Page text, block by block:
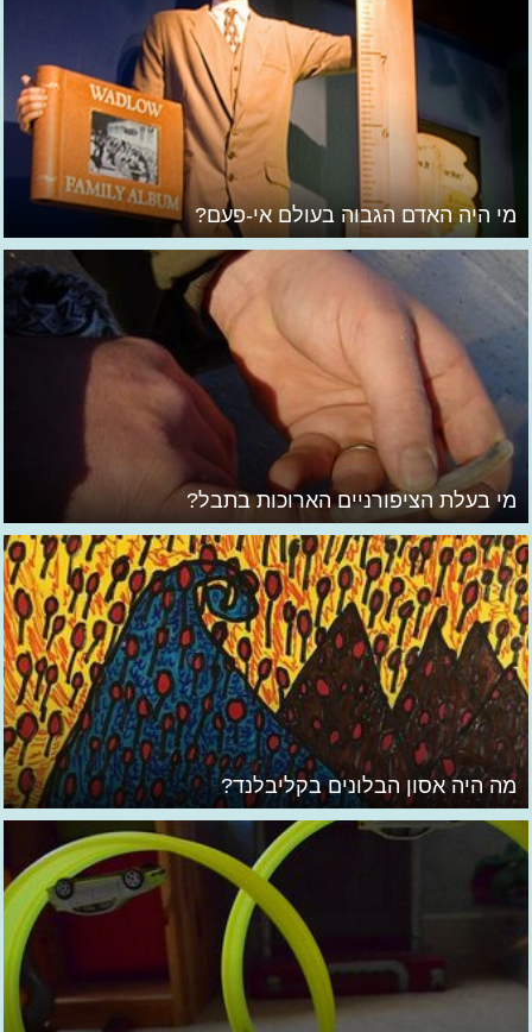
מי היה האדם הגבוה בעולם אי-פעם?
מי בעלת הציפורניים הארוכות בתבל?
מה היה אסון הבלונים בקליבלנד?